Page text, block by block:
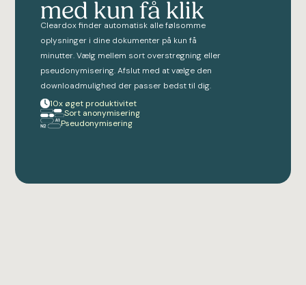
med kun få klik
Cleardox finder automatisk alle følsomme
oplysninger i dine dokumenter på kun få
minutter. Vælg mellem sort overstregning eller
pseudonymisering. Afslut med at vælge den
downloadmulighed der passer bedst til dig.
10x øget produktivitet
Sort anonymisering
Pseudonymisering